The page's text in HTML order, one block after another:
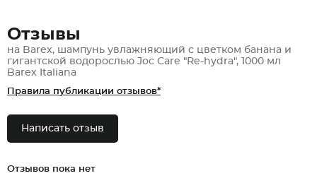
Отзывы
на Barex, шампунь увлажняющий с цветком банана и
гигантской водорослью Joc Care "Re-hydra", 1000 мл
Barex Italiana
Правила публикации отзывов*
Написать отзыв
Отзывов пока нет